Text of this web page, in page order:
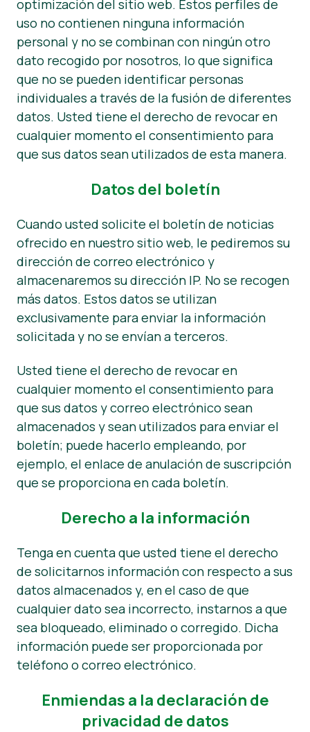
optimización del sitio web. Estos perfiles de
uso no contienen ninguna información
personal y no se combinan con ningún otro
dato recogido por nosotros, lo que significa
que no se pueden identificar personas
individuales a través de la fusión de diferentes
datos. Usted tiene el derecho de revocar en
cualquier momento el consentimiento para
que sus datos sean utilizados de esta manera.
Datos del boletín
Cuando usted solicite el boletín de noticias
ofrecido en nuestro sitio web, le pediremos su
dirección de correo electrónico y
almacenaremos su dirección IP. No se recogen
más datos. Estos datos se utilizan
exclusivamente para enviar la información
solicitada y no se envían a terceros.
Usted tiene el derecho de revocar en
cualquier momento el consentimiento para
que sus datos y correo electrónico sean
almacenados y sean utilizados para enviar el
boletín; puede hacerlo empleando, por
ejemplo, el enlace de anulación de suscripción
que se proporciona en cada boletín.
Derecho a la información
Tenga en cuenta que usted tiene el derecho
de solicitarnos información con respecto a sus
datos almacenados y, en el caso de que
cualquier dato sea incorrecto, instarnos a que
sea bloqueado, eliminado o corregido. Dicha
información puede ser proporcionada por
teléfono o correo electrónico.
Enmiendas a la declaración de
privacidad de datos